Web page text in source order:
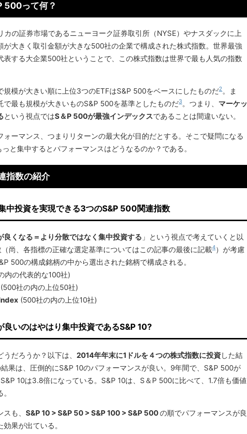
500って何？
カの証券市場であるニューヨーク証券取引所（NYSE）やナスダックに上
が大きく取引金額が大きな500社の企業で構成された株式指数。世界最強
表する大企業500社ということで、この株式指数は世界で最も人気の指数
規模が大きい順に上位3つのETFはS&P 500をベースにしたものだ2。ま
で最も規模が大きいものS&P 500を基準としたものだ3。つまり、 マーケッ
という視点ではS＆P 500が最強インデックスであることは間違いない。
ォーマンス、つまりリターンの最大化が目的だとする。そこで疑問になる
と集中するとパフォーマンスはどうなるのか？である。
指数の紹介
中投資を実現できる3つのS&P 500関連指数
良くなる＝より分散ではなく集中投資する 」という視点で考えていくと以
尚、各指標の正確な選定基準についてはこの記事の最後に記載4）が考慮
500の構成銘柄の中から選出された銘柄で構成される。
内の代表的な100社)
(500社の内の上位50社)
(500社の内の上位10社)
良いのはやはり集中投資であるS&P 10?
だろうか？以下は、 2014年年末に1ドルを４つの株式指数に投資した結
果は、圧倒的にS&P 10のパフォーマンスが良い。9年間で、S&P 500が
10は3.8倍になっている。S&P 10は、S＆P 500に比べて、1.7倍も価値
も、 S&P 10 > S&P 50 > S&P 100 > S&P 500の順でパフォーマンスが良
果が出ている。